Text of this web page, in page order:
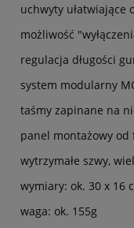
uchwyty ułatwiające
możliwość
regulacja długości
system modularny
taśmy zapinane na
panel montażowy od
wytrzymałe szwy,
wymiary: ok. 30 x 16
waga: ok. 155g